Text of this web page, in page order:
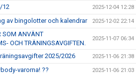
12 2025-12-04 12:28
av bingolotter och kalendrar 2025-12-02 22:14
SOM ANVÄNT
OCH TRÄNINGSAVGIFTEN.
2025-11-07 06:34
2025/2026 2025-11-06 21:38
varorna! ?? 2025-11-06 21:03